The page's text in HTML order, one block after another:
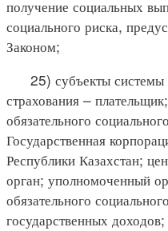
получение социальных
социального риска,
Законом;
25) субъекты системы
страхования –
обязательного
Государственная
Республики Казахстан;
орган; уполномоченный
обязательного
государственных